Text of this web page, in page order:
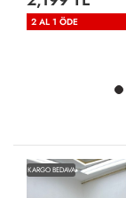
2 AL 1 ÖDE
KARGO BEDAVA